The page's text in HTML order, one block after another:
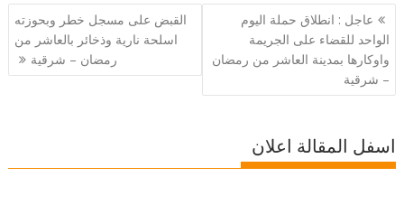
تصفّح
المقالات
عاجل : انطلاق حملة اليوم
الواحد للقضاء على الجريمة
واوكارها بمدينة العاشر من رمضان
– شرقية
القبض على مسجل خطر وبحوزته
اسلحة نارية وذخائر بالعاشر من
رمضان – شرقية
اسفل المقالة اعلان